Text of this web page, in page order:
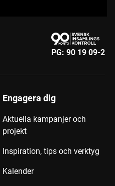
PG: 90 19 09-2
Engagera dig
Aktuella kampanjer och
projekt
Inspiration, tips och verktyg
Kalender